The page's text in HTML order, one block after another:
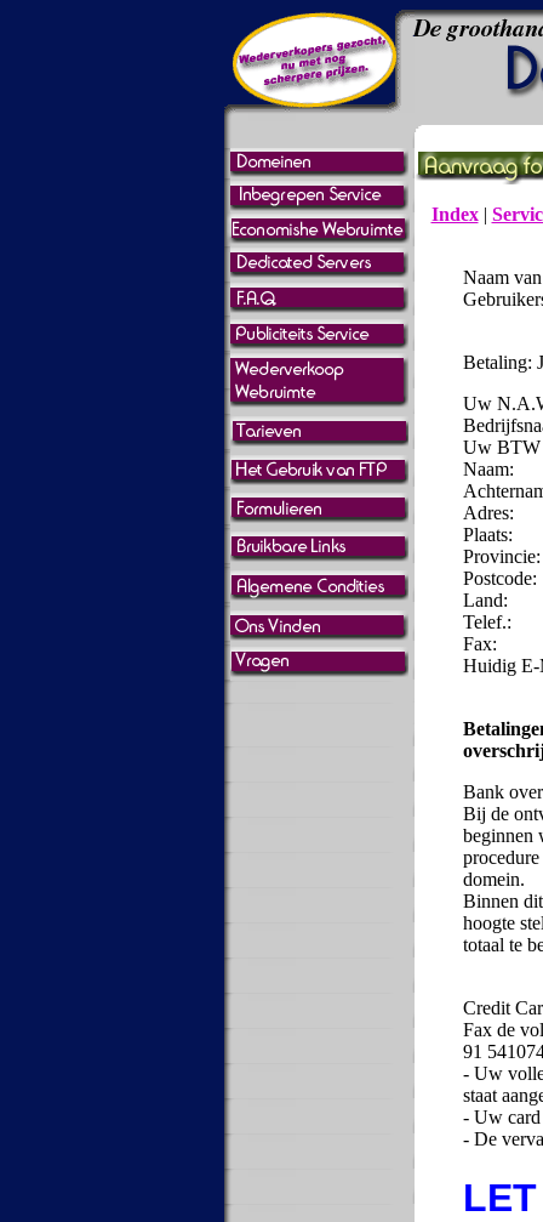
Index|
Naam
Betaling:
Uw
Uw BTW
Naam:
Adres:
Plaats:
Provincie:
Postcode:
Land:
Telef.:
Fax:
Huidig E-
Bank
Bij de
beginnen
domein.
Binnen
hoogte
totaal te
Credit
Fax de
91
- Uw
staat
- Uw
- De